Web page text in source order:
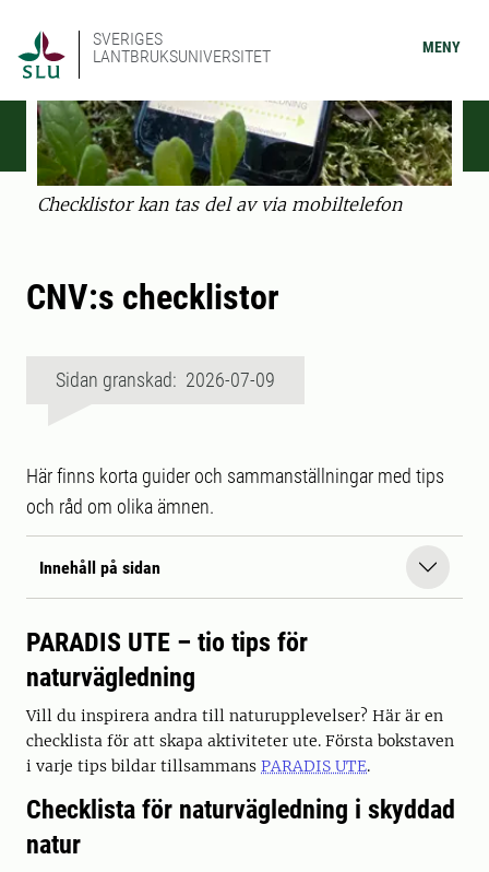
SVERIGES
LANTBRUKSUNIVERSITET
MENY
Checklistor kan tas del av via mobiltelefon
CNV:s checklistor
Sidan granskad: 2026-07-09
Här finns korta guider och sammanställningar med tips
och råd om olika ämnen.
Innehåll på sidan
PARADIS UTE – tio tips för
naturvägledning
Vill du inspirera andra till naturupplevelser? Här är en
checklista för att skapa aktiviteter ute. Första bokstaven
i varje tips bildar tillsammans PARADIS UTE.
Checklista för naturvägledning i skyddad
natur